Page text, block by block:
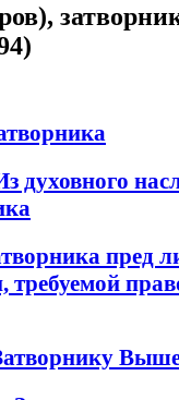
духовного
пред